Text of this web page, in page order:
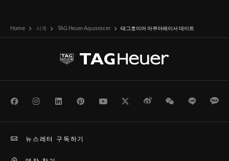
Home 시계 TAG Heuer Aquaracer 태그호이어 아쿠아레이서 데이트
FacebookInstagram
LinkedInPinterestYoutubeTwitterWeiboWeChatLine
뉴스레터 구독하기